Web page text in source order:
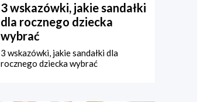
3 wskazówki, jakie sandałki
dla rocznego dziecka
wybrać
3 wskazówki, jakie sandałki dla
rocznego dziecka wybrać